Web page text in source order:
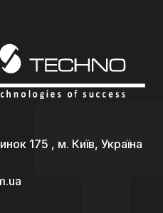
175 , м. Київ, Україна